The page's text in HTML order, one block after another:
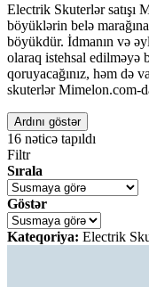
Electrik Skuterlər satışı
böyüklərin belə
böyükdür. İdmanın və
olaraq istehsal edilməyə
qoruyacağınız, həm də
skuterlər Mimelon.com-
Ardını göstər
16 nəticə tapıldı
Filtr
Sırala
Göstər
Kateqoriya: Electrik